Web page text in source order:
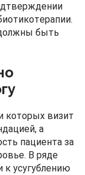
быть
которых визит
а
пациента за
В ряде
к усугублению